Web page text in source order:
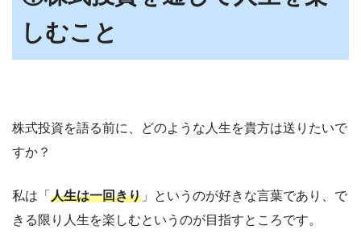
しむこと
株式投資を語る前に、どのような人生を貴方は送りたいで
すか？
私は「 人生は一回きり 」というのが好きな言葉であり、で
きる限り人生を楽しむというのが目指すところです。